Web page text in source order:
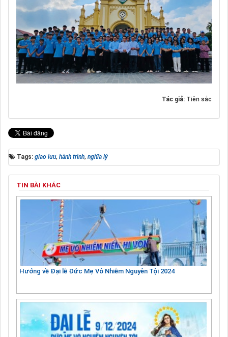
Tác giả: Tiên sắc
Tags: giao lưu, hành trình, nghĩa lý
TIN BÀI KHÁC
Hướng về Đại lễ Đức Mẹ Vô Nhiễm Nguyên Tội 2024